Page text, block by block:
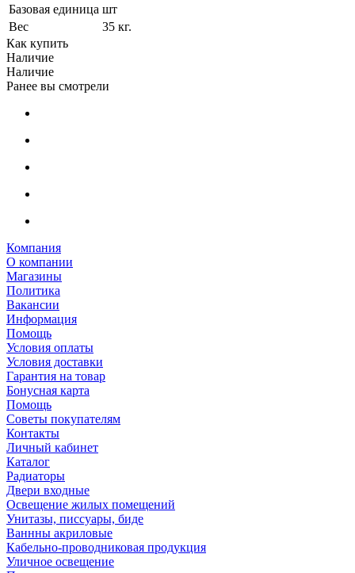
Базовая единица шт
Вес
35 кг.
Как купить
Наличие
Наличие
Ранее вы смотрели
Компания
О компании
Магазины
Политика
Вакансии
Информация
Помощь
Условия оплаты
Условия доставки
Гарантия на товар
Бонусная карта
Помощь
Советы покупателям
Контакты
Личный кабинет
Каталог
Радиаторы
Двери входные
Освещение жилых помещений
Унитазы, писсуары, биде
Ваннны акриловые
Кабельно-проводниковая продукция
Уличное освещение